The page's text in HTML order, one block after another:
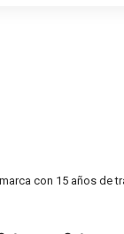
con 15 años de